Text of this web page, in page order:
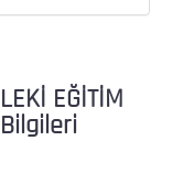
Orgeneral Eşref Bitlis
/ KAYSERİEĞİTİM